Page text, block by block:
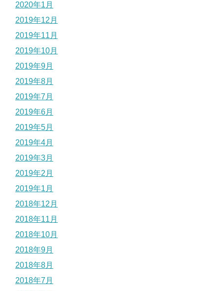
2020年1月
2019年12月
2019年11月
2019年10月
2019年9月
2019年8月
2019年7月
2019年6月
2019年5月
2019年4月
2019年3月
2019年2月
2019年1月
2018年12月
2018年11月
2018年10月
2018年9月
2018年8月
2018年7月